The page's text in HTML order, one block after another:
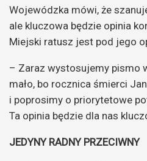
Wojewódzka mówi, że
ale kluczowa będzie opinia
Miejski ratusz jest pod jego
– Zaraz wystosujemy pismo
mało, bo rocznica śmierci
i poprosimy o priorytetowe
Ta opinia będzie dla nas
JEDYNY RADNY PRZECIWNY